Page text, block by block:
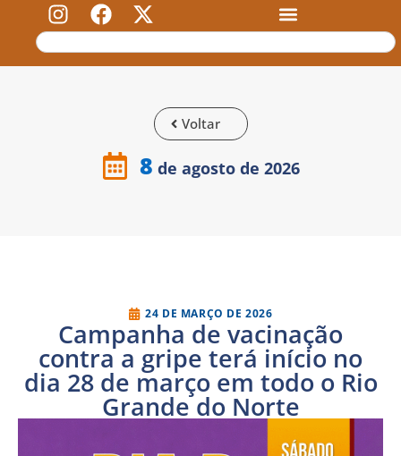
Voltar
8 de agosto de 2026
24 DE MARÇO DE 2026
Campanha de vacinação
contra a gripe terá início no
dia 28 de março em todo o Rio
Grande do Norte